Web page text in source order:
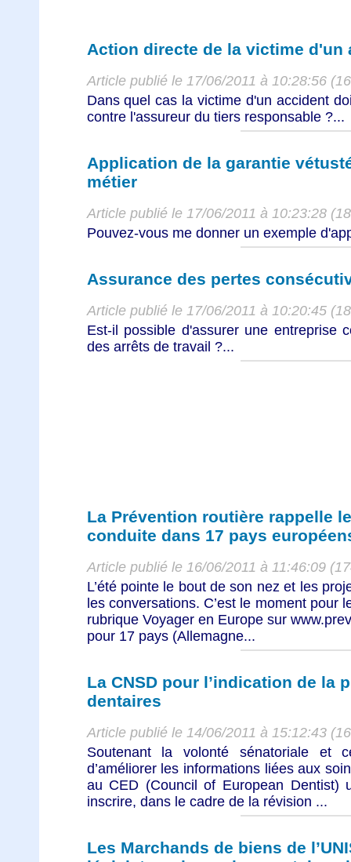
Action directe de la victime d'un
Article publié le 17/06/2011 à 10:28:56
Dans quel cas la victime d'un accident
contre l'assureur du tiers responsable ?...
Application de la garantie
métier
Article publié le 17/06/2011 à 10:23:28
Pouvez-vous me donner un exemple
Assurance des pertes
Article publié le 17/06/2011 à 10:20:45
Est-il possible d'assurer une entreprise
des arrêts de travail ?...
La Prévention routière rappelle
conduite dans 17 pays
Article publié le 16/06/2011 à 11:46:09
L’été pointe le bout de son nez et les
les conversations. C’est le moment pour
rubrique Voyager en Europe sur
pour 17 pays (Allemagne...
La CNSD pour l’indication de la
dentaires
Article publié le 14/06/2011 à 15:12:43
Soutenant la volonté sénatoriale et
d’améliorer les informations liées aux
au CED (Council of European Dentist)
inscrire, dans le cadre de la révision ...
Les Marchands de biens de